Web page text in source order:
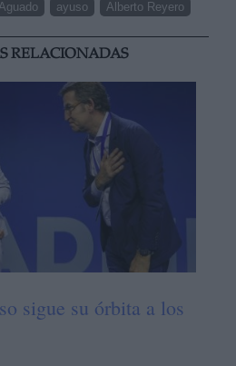
Aguado ayuso Alberto Reyero
RELACIONADAS
sigue su órbita a los